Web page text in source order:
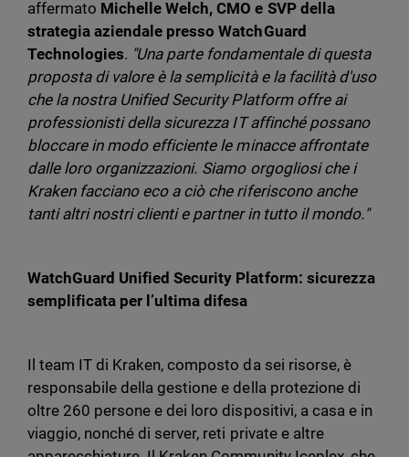
affermato Michelle Welch, CMO e SVP della
strategia aziendale presso WatchGuard
Technologies. "Una parte fondamentale di questa
proposta di valore è la semplicità e la facilità d'uso
che la nostra Unified Security Platform offre ai
professionisti della sicurezza IT affinché possano
bloccare in modo efficiente le minacce affrontate
dalle loro organizzazioni. Siamo orgogliosi che i
Kraken facciano eco a ciò che riferiscono anche
tanti altri nostri clienti e partner in tutto il mondo."
WatchGuard Unified Security Platform: sicurezza
semplificata per l’ultima difesa
Il team IT di Kraken, composto da sei risorse, è
responsabile della gestione e della protezione di
oltre 260 persone e dei loro dispositivi, a casa e in
viaggio, nonché di server, reti private e altre